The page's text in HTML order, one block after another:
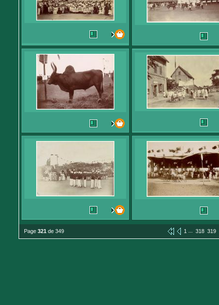
Page 321 de 349 1 ... 318 319